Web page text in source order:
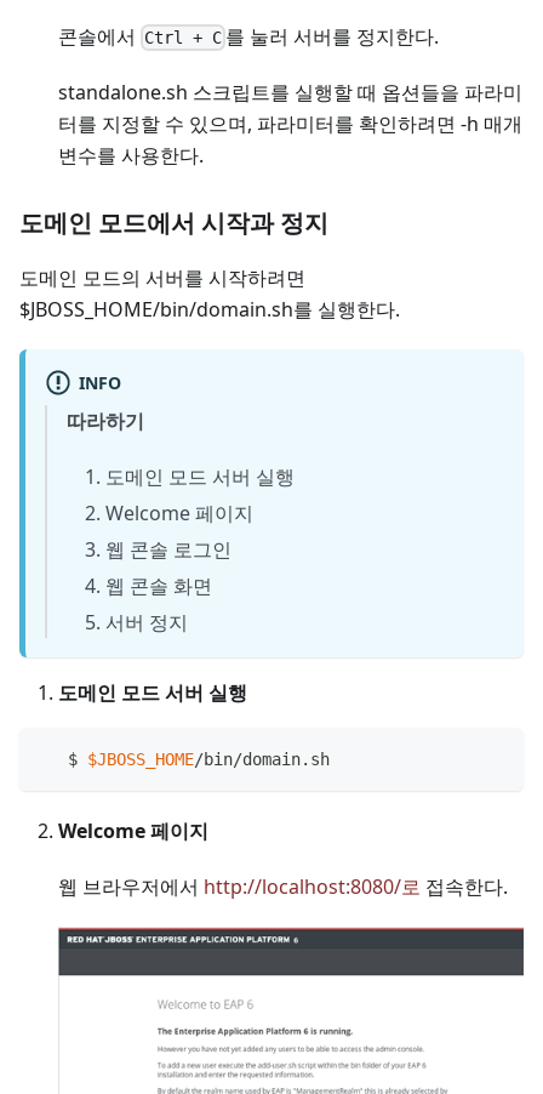
콘솔에서 Ctrl + C 를 눌러 서버를 정지한다.
standalone.sh 스크립트를 실행할 때 옵션들을 파라미
터를 지정할 수 있으며, 파라미터를 확인하려면 -h 매개
변수를 사용한다.
도메인 모드에서 시작과 정지
도메인 모드의 서버를 시작하려면
$JBOSS_HOME/bin/domain.sh를 실행한다.
INFO
따라하기
도메인 모드 서버 실행
Welcome 페이지
웹 콘솔 로그인
웹 콘솔 화면
서버 정지
도메인 모드 서버 실행
   $
$JBOSS_HOME/bin/domain.sh
Welcome 페이지
웹 브라우저에서 http://localhost:8080/로 접속한다.